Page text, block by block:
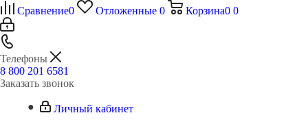
Сравнение0 Отложенные 0 Корзина0 0
Телефоны
8 800 201 6581
Заказать звонок
Личный кабинет